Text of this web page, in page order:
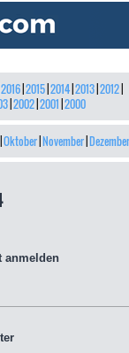
2016| 2015| 2014| 2013| 2012|
| 2002| 2001 2000
Oktober November Dezember
anmelden